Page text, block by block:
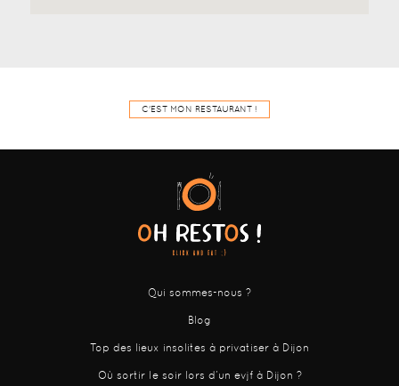
C'EST MON RESTAURANT !
Qui sommes-nous ?
Blog
Top des lieux insolites à privatiser à Dijon
Où sortir le soir lors d’un evjf à Dijon ?